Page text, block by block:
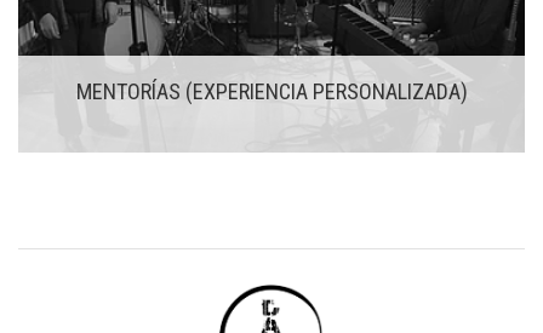
MENTORÍAS (EXPERIENCIA PERSONALIZADA)